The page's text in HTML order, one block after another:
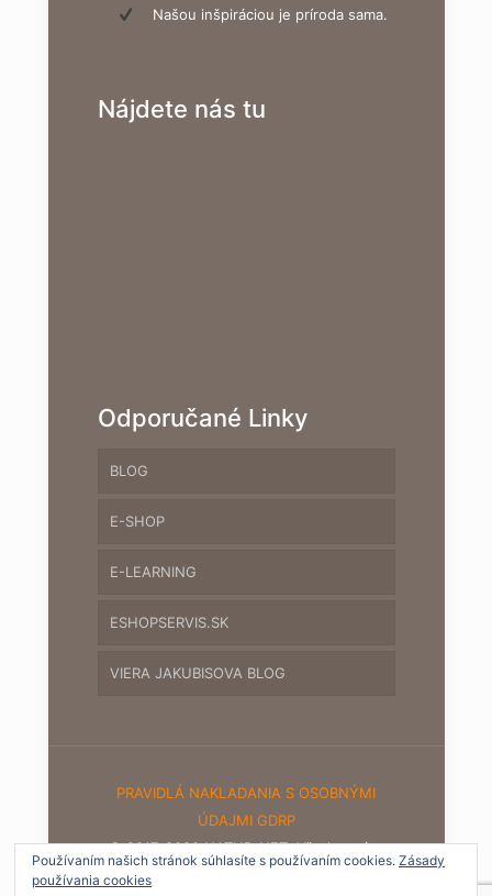
Našou inšpiráciou je príroda sama.
Nájdete nás tu
Odporučané Linky
BLOG
E-SHOP
E-LEARNING
ESHOPSERVIS.SK
VIERA JAKUBISOVA BLOG
PRAVIDLÁ NAKLADANIA S OSOBNÝMI
ÚDAJMI GDRP
© 2017-2020 NATUR-NET. Všetky práva
Používaním našich stránok súhlasíte s používaním cookies. Zásady
používania cookies